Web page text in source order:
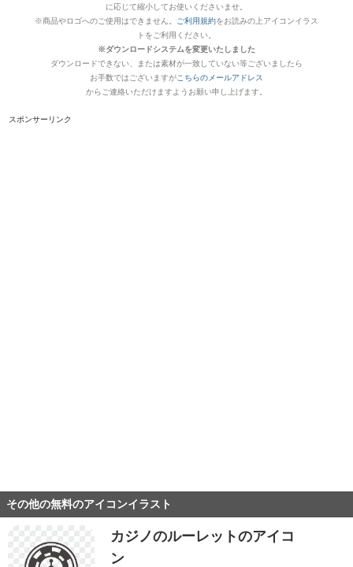
に応じて縮小してお使いくださいませ。
※商品やロゴへのご使用はできません。
ご利用規約をお読みの上アイコンイラス
トをご利用ください。
※ダウンロードシステムを変更いたしました
ダウンロードできない、または素材が一致していない等ございましたら
お手数ではございますがこちらのメールアドレス
からご連絡いただけますようお願い申し上げます。
スポンサーリンク
その他の無料のアイコンイラスト
カジノのルーレットのアイコ
ン